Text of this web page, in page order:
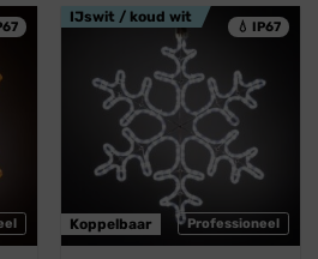
💧 IP67
Professioneel
IJswit / koud wit
Koppelbaar